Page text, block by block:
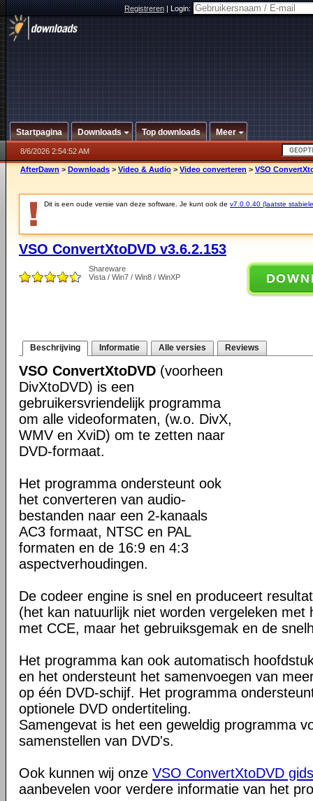
Registreren|Login:
Startpagina Downloads Top downloads Meer
8/6/2026 2:54:52 AM
AfterDawn > Downloads > Video & Audio > Video converteren > VSO
Dit is een oude versie van deze software. Je kunt ook de v7.0.0.40 (laatste
VSO ConvertXtoDVD v3.6.2.153
Shareware
Vista / Win7 / Win8 / WinXP
Beschrijving Informatie Alle versies Reviews
VSO ConvertXtoDVD (voorheen
DivXtoDVD) is een
gebruikersvriendelijk programma
om alle videoformaten, (w.o. DivX,
WMV en XviD) om te zetten naar
DVD-formaat.
Het programma ondersteunt ook
het converteren van audio-
bestanden naar een 2-kanaals
AC3 formaat, NTSC en PAL
formaten en de 16:9 en 4:3
aspectverhoudingen.
De codeer engine is snel en produceert
(het kan natuurlijk niet worden vergeleken met
met CCE, maar het gebruiksgemak en de
Het programma kan ook automatisch
en het ondersteunt het samenvoegen van
op één DVD-schijf. Het programma
optionele DVD ondertiteling.
Samengevat is het een geweldig programma
samenstellen van DVD's.
Ook kunnen wij onze VSO ConvertXtoDVD
aanbevelen voor verdere informatie van het